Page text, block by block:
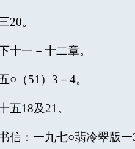
20。
十一－十二章。
○（51）3－4。
五18及21。
信：一九七○翡冷翠版一